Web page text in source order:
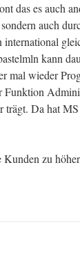
das es auch
auch
kann
mal wieder
Funktion
trägt. Da hat
zu